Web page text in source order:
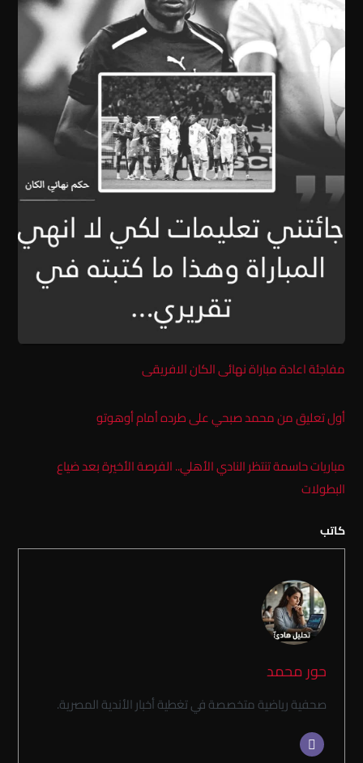
مفاجئة اعادة مباراة نهائى الكان الافريقى
أول تعليق من محمد صبحي على طرده أمام أوهوتو
مباريات حاسمة تنتظر النادي الأهلي.. الفرصة الأخيرة بعد ضياع
البطولات
كاتب
حور محمد
صحفية رياضية متخصصة في تغطية أخبار الأندية المصرية.